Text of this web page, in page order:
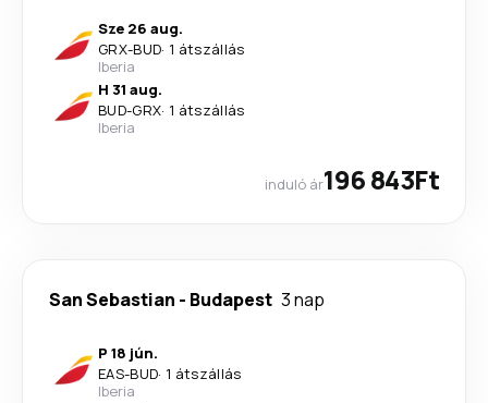
Sze 26 aug.
GRX-BUD· 1 átszállás
Iberia
H 31 aug.
BUD-GRX· 1 átszállás
Iberia
induló ár196 843Ft
San Sebastian - Budapest 3 nap
P 18 jún.
EAS-BUD· 1 átszállás
Iberia